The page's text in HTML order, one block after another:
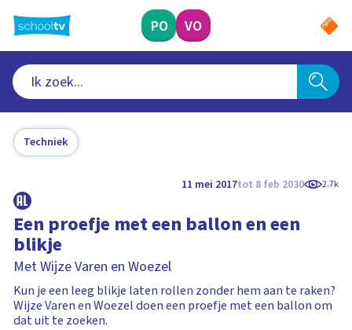
naar
hoofdinhoud
PO VO
Techniek
11 mei 2017tot 8 feb 2030 2.7k
Een proefje met een ballon en een
blikje
Met Wijze Varen en Woezel
Kun je een leeg blikje laten rollen zonder hem aan te raken?
Wijze Varen en Woezel doen een proefje met een ballon om
dat uit te zoeken.